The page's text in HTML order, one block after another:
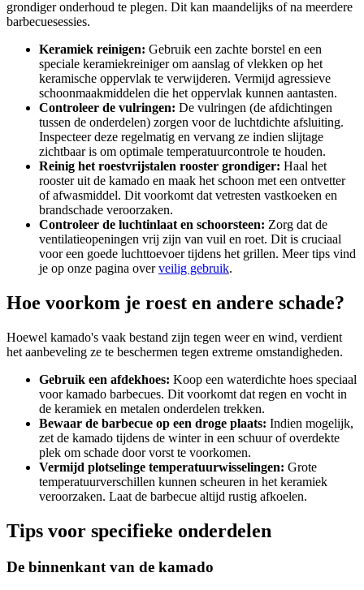
grondiger onderhoud te plegen. Dit kan maandelijks of na meerdere
barbecuesessies.
Keramiek reinigen: Gebruik een zachte borstel en een
speciale keramiekreiniger om aanslag of vlekken op het
keramische oppervlak te verwijderen. Vermijd agressieve
schoonmaakmiddelen die het oppervlak kunnen aantasten.
Controleer de vulringen: De vulringen (de afdichtingen
tussen de onderdelen) zorgen voor de luchtdichte afsluiting.
Inspecteer deze regelmatig en vervang ze indien slijtage
zichtbaar is om optimale temperatuurcontrole te houden.
Reinig het roestvrijstalen rooster grondiger: Haal het
rooster uit de kamado en maak het schoon met een ontvetter
of afwasmiddel. Dit voorkomt dat vetresten vastkoeken en
brandschade veroorzaken.
Controleer de luchtinlaat en schoorsteen: Zorg dat de
ventilatieopeningen vrij zijn van vuil en roet. Dit is cruciaal
voor een goede luchttoevoer tijdens het grillen. Meer tips vind
je op onze pagina overveilig gebruik.
Hoe voorkom je roest en andere schade?
Hoewel kamado's vaak bestand zijn tegen weer en wind, verdient
het aanbeveling ze te beschermen tegen extreme omstandigheden.
Gebruik een afdekhoes: Koop een waterdichte hoes speciaal
voor kamado barbecues. Dit voorkomt dat regen en vocht in
de keramiek en metalen onderdelen trekken.
Bewaar de barbecue op een droge plaats: Indien mogelijk,
zet de kamado tijdens de winter in een schuur of overdekte
plek om schade door vorst te voorkomen.
Vermijd plotselinge temperatuurwisselingen: Grote
temperatuurverschillen kunnen scheuren in het keramiek
veroorzaken. Laat de barbecue altijd rustig afkoelen.
Tips voor specifieke onderdelen
De binnenkant van de kamado